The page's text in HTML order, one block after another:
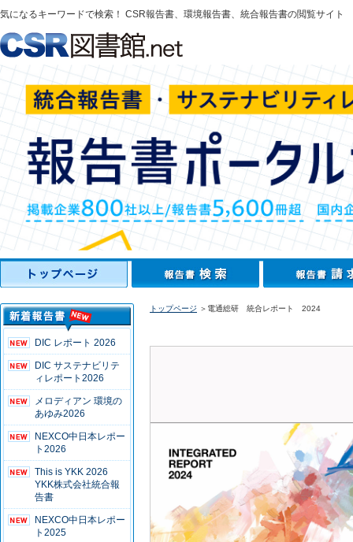
気になるキーワードで検索！ CSR報告書、環境報告書、統合報告書の閲覧サイト
DIC レポート 2026
DIC サステナビリテ
ィレポート2026
メロディアン 環境の
あゆみ2026
NEXCO中日本レポー
ト2026
This is YKK 2026
YKK株式会社統合報
告書
NEXCO中日本レポー
ト2025
トップページ ＞電通総研 統合レポート 2024